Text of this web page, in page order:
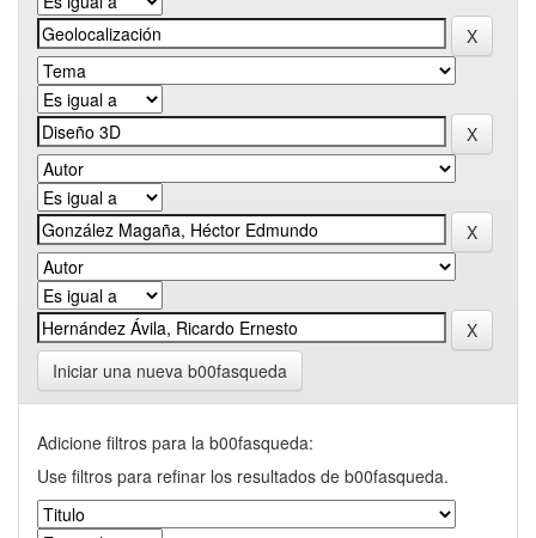
Iniciar una nueva b00fasqueda
Adicione filtros para la b00fasqueda:
Use filtros para refinar los resultados de b00fasqueda.